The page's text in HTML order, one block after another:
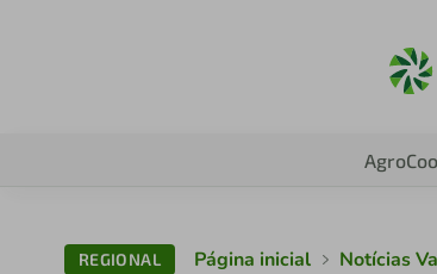
Agro
REGIONAL Página inicial Notícias